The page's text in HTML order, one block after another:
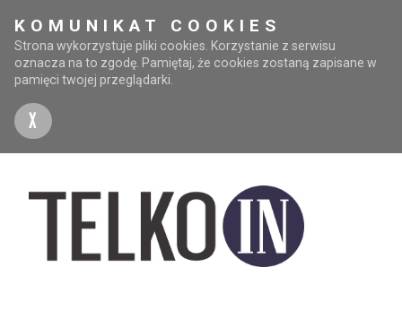
KOMUNIKAT COOKIES
Strona wykorzystuje pliki cookies. Korzystanie z serwisu
oznacza na to zgodę. Pamiętaj, że cookies zostaną zapisane w
pamięci twojej przeglądarki.
X